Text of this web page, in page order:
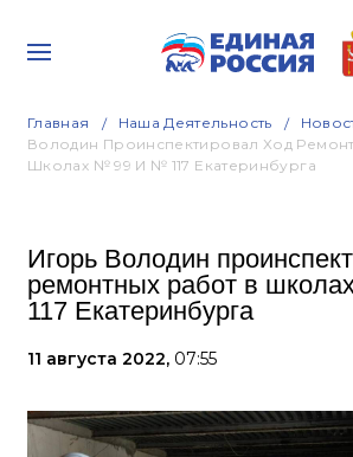
Главная Наша Деятельность
Володин Проинспектировал Ход
Школах № 99 И № 117 Екатеринбурга
Игорь Володин
ремонтных работ в
117 Екатеринбурга
11 августа 2022, 07:55